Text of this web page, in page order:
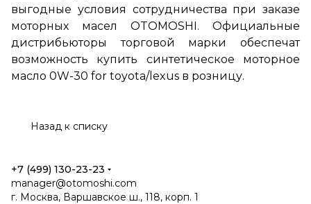
выгодные условия сотрудничества при заказе
моторных масел OTOMOSHI. Официальные
дистрибьюторы торговой марки обеспечат
возможность купить синтетическое моторное
масло 0W-30 for toyota/lexus в розницу.
Назад к списку
+7 (499) 130-23-23
manager@otomoshi.com
г. Москва, Варшавское ш., 118, корп. 1